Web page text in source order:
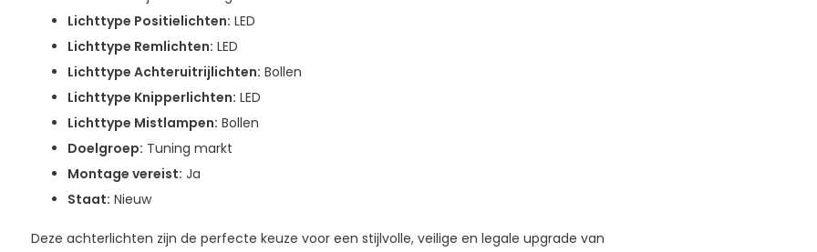
Lichttype Positielichten: LED
Lichttype Remlichten: LED
Lichttype Achteruitrijlichten: Bollen
Lichttype Knipperlichten: LED
Lichttype Mistlampen: Bollen
Doelgroep: Tuning markt
Montage vereist: Ja
Staat: Nieuw
Deze achterlichten zijn de perfecte keuze voor een stijlvolle, veilige en legale upgrade van